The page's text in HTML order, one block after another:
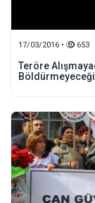
17/03/2016 • 653
Teröre